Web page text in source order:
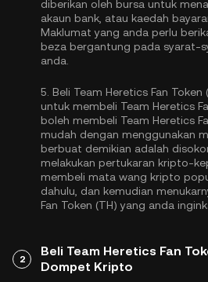
diberikan oleh bursa untuk
akaun bank, atau kaedah
Maklumat yang anda perlu
beza bergantung pada syarat-
anda.
5. Beli Team Heretics Fan Token
untuk membeli Team Heretics
boleh membeli Team Heretics
mudah dengan menggunakan
berbuat demikian adalah
melakukan pertukaran kripto-
membeli mata wang kripto
dahulu, dan kemudian
Fan Token (TH) yang anda
2
Beli Team Heretics Fan
Dompet Kripto